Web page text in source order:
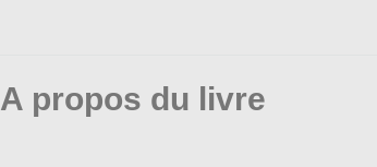
A propos du livre